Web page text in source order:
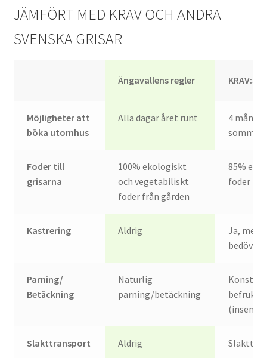
JÄMFÖRT MED KRAV OCH ANDRA
SVENSKA GRISAR
Ängavallens regler KRAV:s
Möjligheter att
böka utomhus
Alla dagar året runt
4
Foder till
grisarna
100% ekologiskt
och vegetabiliskt
foder från gården
85%
foder
Kastrering Aldrig
Ja, med
Parning/
Betäckning
Naturlig
parning/betäckning
Slakttransport Aldrig